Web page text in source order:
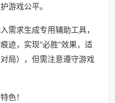
游戏公平。
需求生成专用辅助工具，
迹，实现“必胜”效果，适
局），但需注意遵守游戏
色！